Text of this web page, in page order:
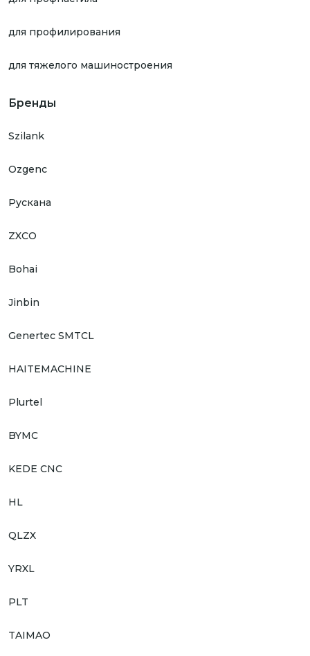
для профилирования
для тяжелого машиностроения
Бренды
Szilank
Ozgenc
Рускана
ZXCO
Bohai
Jinbin
Genertec SMTCL
HAITEMACHINE
Plurtel
BYMC
KEDE CNC
HL
QLZX
YRXL
PLT
TAIMAO